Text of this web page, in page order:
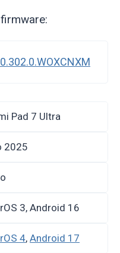
Pad 7 Ultra
2025
3, Android 16
4, Android 17